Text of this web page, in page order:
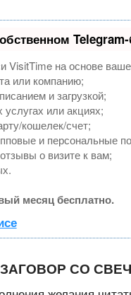
VisitTime на основе
или компанию;
и загрузкой;
или акциях;
кошелек/счет;
и персональные
о визите к вам;
месяц бесплатно.
СО